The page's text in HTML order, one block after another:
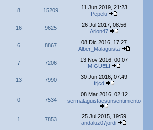
8 15209
11 Jun 2019, 21:23
Pepelu
16 9625
26 Jul 2017, 08:56
Arion47
6 8867
08 Dic 2016, 17:27
Alber_Malaguista
7 7206
13 Nov 2016, 00:07
MIGUELI
13 7990
30 Jun 2016, 07:49
frjcd
0 7534
08 Mar 2016, 02:12
sermalaguistaesunsentimiento
1 7853
25 Jul 2015, 19:59
andaluz07jordi